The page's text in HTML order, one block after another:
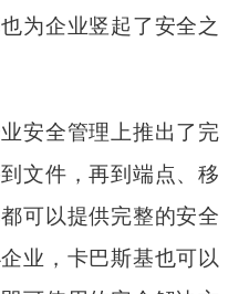
为企业竖起了安全之
安全管理上推出了完
文件，再到端点、移
可以提供完整的安全
业，卡巴斯基也可以